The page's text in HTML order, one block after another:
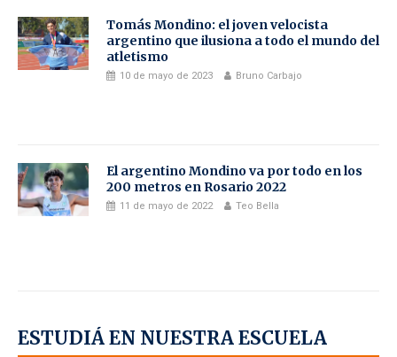
Tomás Mondino: el joven velocista
argentino que ilusiona a todo el mundo del
atletismo
10 de mayo de 2023 Bruno Carbajo
El argentino Mondino va por todo en los
200 metros en Rosario 2022
11 de mayo de 2022 Teo Bella
ESTUDIÁ EN NUESTRA ESCUELA